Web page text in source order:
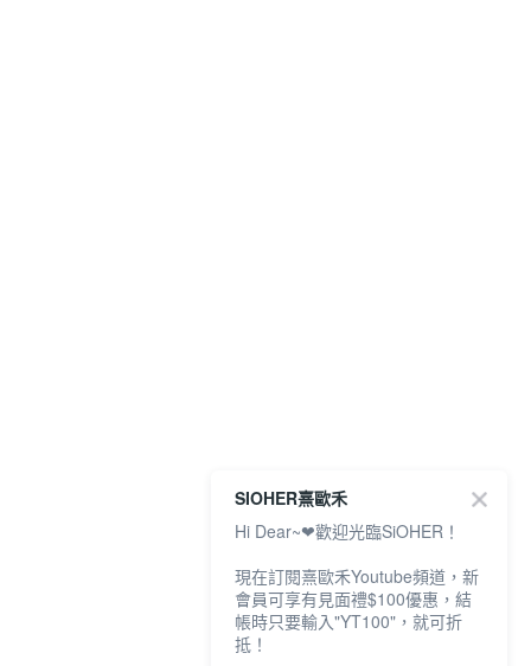
SIOHER熹歐禾
Hi Dear~❤歡迎光臨SiOHER！
現在訂閱熹歐禾Youtube頻道，新
會員可享有見面禮$100優惠，結
帳時只要輸入"YT100"，就可折
抵！